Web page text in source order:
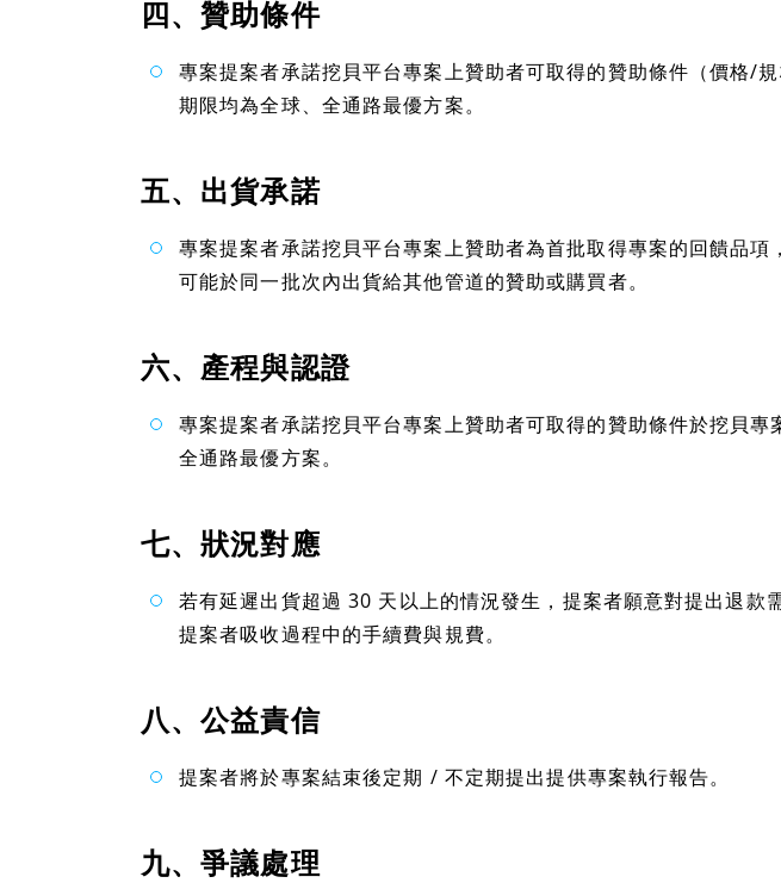
四、贊助條件
專案提案者承諾挖貝平台專案上贊助者可取得的贊助條件（價格/
期限均為全球、全通路最優方案。
五、出貨承諾
專案提案者承諾挖貝平台專案上贊助者為首批取得專案的回饋品項
可能於同一批次內出貨給其他管道的贊助或購買者。
六、產程與認證
專案提案者承諾挖貝平台專案上贊助者可取得的贊助條件於挖貝專
全通路最優方案。
七、狀況對應
若有延遲出貨超過 30 天以上的情況發生，提案者願意對提出退款
提案者吸收過程中的手續費與規費。
八、公益責信
提案者將於專案結束後定期 / 不定期提出提供專案執行報告。
九、爭議處理